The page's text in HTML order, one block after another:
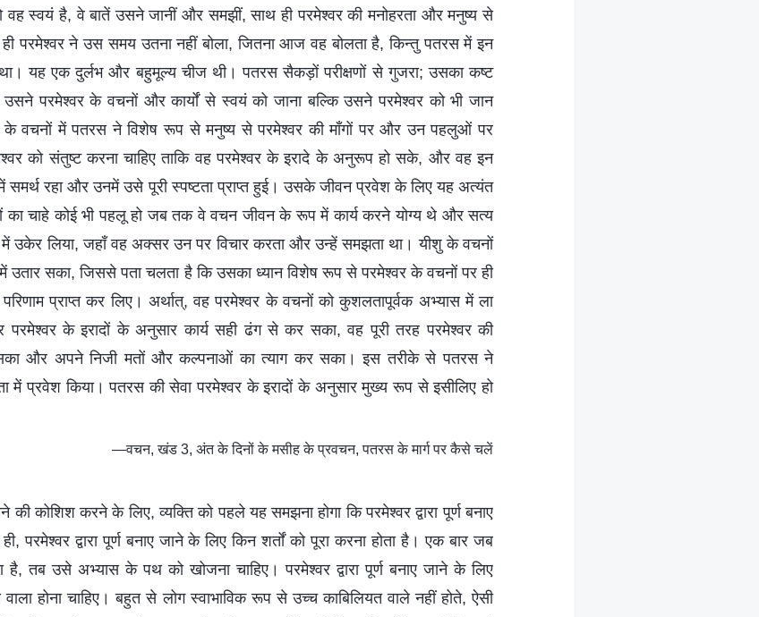
स्वयं है, वे बातें उसने जानीं और समझीं, साथ ही परमेश्वर की मनोहरता और मनुष्य से
ही परमेश्वर ने उस समय उतना नहीं बोला, जितना आज वह बोलता है, किन्तु पतरस में इन
यह एक दुर्लभ और बहुमूल्य चीज थी। पतरस सैकड़ों परीक्षणों से गुजरा; उसका कष्ट
परमेश्वर के वचनों और कार्यों से स्‍वयं को जाना बल्कि उसने परमेश्वर को भी जान
के वचनों में पतरस ने विशेष रूप से मनुष्य से परमेश्वर की माँगों पर और उन पहलुओं पर
को संतुष्ट करना चाहिए ताकि वह परमेश्वर के इरादे के अनुरूप हो सके, और वह इन
समर्थ रहा और उनमें उसे पूरी स्पष्टता प्राप्त हुई। उसके जीवन प्रवेश के लिए यह अत्‍यंत
का चाहे कोई भी पहलू हो जब तक वे वचन जीवन के रूप में कार्य करने योग्य थे और सत्य
उकेर लिया, जहाँ वह अक्सर उन पर विचार करता और उन्हें समझता था। यीशु के वचनों
सका, जिससे पता चलता है कि उसका ध्‍यान विशेष रूप से परमेश्वर के वचनों पर ही
प्राप्‍त कर लिए। अर्थात्, वह परमेश्वर के वचनों को कुशलतापूर्वक अभ्यास में ला
के इरादों के अनुसार कार्य सही ढंग से कर सका, वह पूरी तरह परमेश्वर की
और अपने निजी मतों और कल्पनाओं का त्याग कर सका। इस तरीके से पतरस ने
में प्रवेश किया। पतरस की सेवा परमेश्वर के इरादों के अनुसार मुख्‍य रूप से इसीलिए हो
—वचन, खंड 3, अंत के दिनों के मसीह के प्रवचन, पतरस के मार्ग पर कैसे चलें
की कोशिश करने के लिए, व्यक्ति को पहले यह समझना होगा कि परमेश्वर द्वारा पूर्ण बनाए
परमेश्वर द्वारा पूर्ण बनाए जाने के लिए किन शर्तों को पूरा करना होता है। एक बार जब
तब उसे अभ्यास के पथ को खोजना चाहिए। परमेश्वर द्वारा पूर्ण बनाए जाने के लिए
होना चाहिए। बहुत से लोग स्वाभाविक रूप से उच्च काबिलियत वाले नहीं होते, ऐसी